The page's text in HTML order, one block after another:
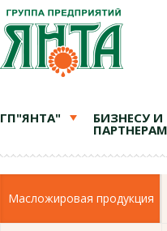
ГП"ЯНТА" БИЗНЕСУ И
ПАРТНЕРАМ
Масложировая продукция